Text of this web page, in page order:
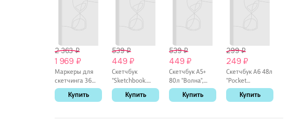
2 363 ₽
1 969 ₽
Маркеры для
скетчинга 36
цветов,
двусторонние
Купить
539 ₽
449 ₽
Скетчбук
"Sketchbook.
Крысуни", А5+,
80 листов
Купить
539 ₽
449 ₽
Скетчбук А5+
80л "Волна",
100г/м2, 7БЦ
Купить
299 ₽
249 ₽
Скетчбук А6 48л
"Pocket
Скетчбук.
Лягушка" белый
Купить